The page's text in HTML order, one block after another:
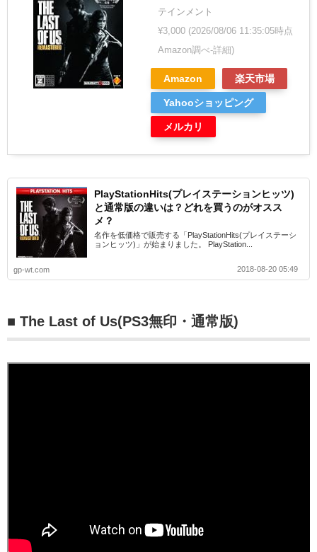
テインメント
¥3,000 (2026/08/06 11:35:05時点
Amazon調べ-詳細)
Amazon 楽天市場
Yahooショッピング
メルカリ
PlayStationHits(プレイステーションヒッツ)
と通常版の違いは？どれを買うのがオスス
メ？
名作を低価格で販売する「PlayStationHits(プレイステーシ
ョンヒッツ)」が始まりました。 PlayStation...
gp-wt.com 2018-08-20 05:49
■ The Last of Us(PS3無印・通常版)